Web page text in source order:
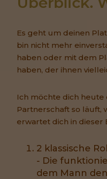
Es geht um deinen
bin nicht mehr
haben oder mit dem
haben, der ihnen
Ich möchte dich
Partnerschaft so läuft,
erwartet dich in dieser
2 klassische
- Die
dem Mann